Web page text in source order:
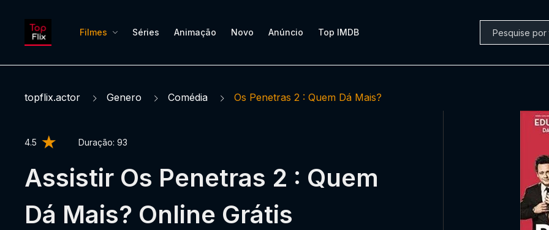
Filmes Séries Animação Novo Anúncio Top IMDB
topflix.actor Genero Comédia Os Penetras 2 : Quem Dá Mais?
4.5 Duração: 93
Assistir Os Penetras 2 : Quem
Dá Mais? Online Grátis